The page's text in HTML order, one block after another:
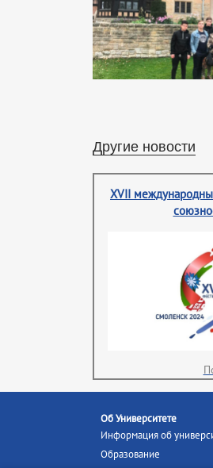
Другие новости
XVII
Об Университете
Информация об
Образование